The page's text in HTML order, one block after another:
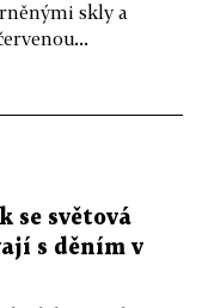
skly a
se světová
s děním v